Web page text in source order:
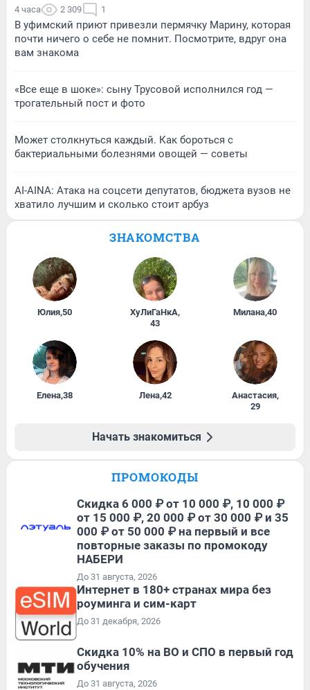
4 часа 2 309 1
В уфимский приют привезли пермячку Марину, которая
почти ничего о себе не помнит. Посмотрите, вдруг она
вам знакома
«Все еще в шоке»: сыну Трусовой исполнился год —
трогательный пост и фото
Может столкнуться каждый. Как бороться с
бактериальными болезнями овощей — советы
AI-AINA: Атака на соцсети депутатов, бюджета вузов не
хватило лучшим и сколько стоит арбуз
ЗНАКОМСТВА
Юлия,50 ХуЛиГаНкА,
43
Милана,40
Елена,38 Лена,42 Анастасия,
29
Начать знакомиться
ПРОМОКОДЫ
Скидка 6 000 ₽ от 10 000 ₽, 10 000 ₽
от 15 000 ₽, 20 000 ₽ от 30 000 ₽ и 35
000 ₽ от 50 000 ₽ на первый и все
повторные заказы по промокоду
НАБЕРИ
До 31 августа, 2026
Интернет в 180+ странах мира без
роуминга и сим-карт
До 31 декабря, 2026
Скидка 10% на ВО и СПО в первый год
обучения
До 31 августа, 2026